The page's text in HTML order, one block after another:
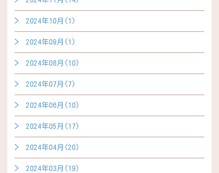
2024年10月(1)
2024年09月(1)
2024年08月(10)
2024年07月(7)
2024年06月(10)
2024年05月(17)
2024年04月(20)
2024年03月(19)